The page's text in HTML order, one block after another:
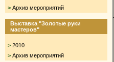
> Архив мероприятий
Выставка "Золотые руки
мастеров"
> 2010
> Архив мероприятий